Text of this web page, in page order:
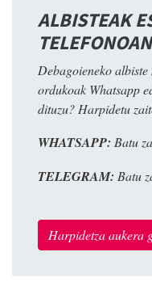
ALBISTEAK
TELEFONOAN
Debagoieneko
ordukoak Whatsapp
dituzu? Harpidetu
WHATSAPP: Batu
TELEGRAM: Batu
Harpidetza aukera